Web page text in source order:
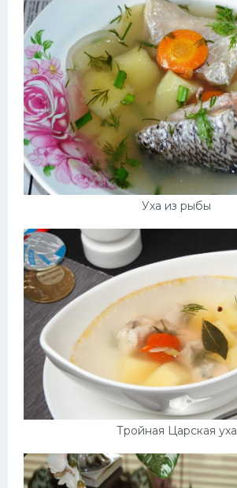
Уха из рыбы
Тройная Царская уха